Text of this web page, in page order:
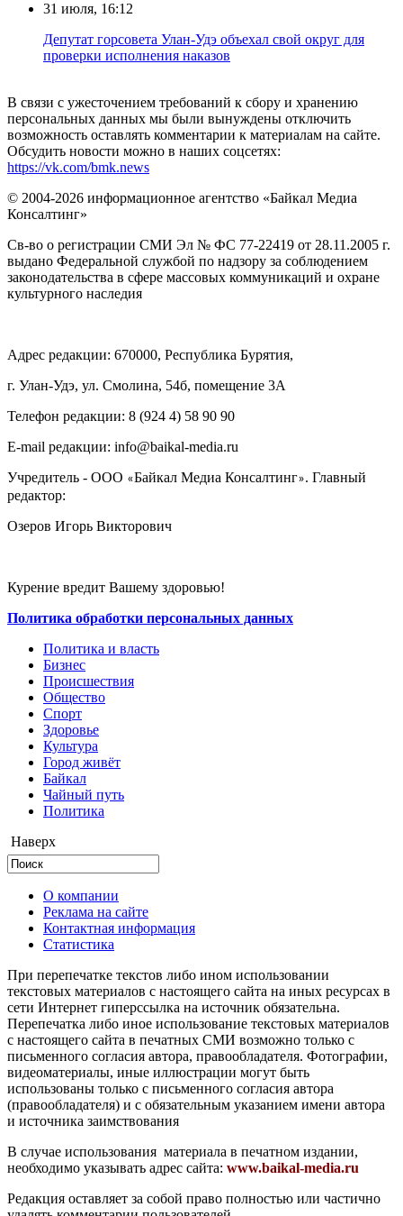
31 июля, 16:12
Депутат горсовета Улан-Удэ объехал свой округ для
проверки исполнения наказов
В связи с ужесточением требований к сбору и хранению
персональных данных мы были вынуждены отключить
возможность оставлять комментарии к материалам на сайте.
Обсудить новости можно в наших соцсетях:
https://vk.com/bmk.news
© 2004-2026 информационное агентство «Байкал Медиа
Консалтинг»
Св-во о регистрации СМИ Эл № ФС 77-22419 от 28.11.2005 г.
выдано Федеральной службой по надзору за соблюдением
законодательства в сфере массовых коммуникаций и охране
культурного наследия
Адрес редакции: 670000, Республика Бурятия,
г. Улан-Удэ, ул. Смолина, 54б, помещение 3А
Телефон редакции: ‎‎8 (924 4) 58 90 90
E-mail редакции: info@baikal-media.ru
Учредитель - ООО «Байкал Медиа Консалтинг». Главный
редактор:
Озеров Игорь Викторович
Курение вредит Вашему здоровью!
Политика обработки персональных данных
Политика и власть
Бизнес
Происшествия
Общество
Cпорт
Здоровье
Культура
Город живёт
Байкал
Чайный путь
Политика
Наверх
О компании
Реклама на сайте
Контактная информация
Статистика
При перепечатке текстов либо ином использовании
текстовых материалов с настоящего сайта на иных ресурсах в
сети Интернет гиперссылка на источник обязательна.
Перепечатка либо иное использование текстовых материалов
с настоящего сайта в печатных СМИ возможно только с
письменного согласия автора, правообладателя. Фотографии,
видеоматериалы, иные иллюстрации могут быть
использованы только с письменного согласия автора
(правообладателя) и с обязательным указанием имени автора
и источника заимствования
В случае использования материала в печатном издании,
необходимо указывать адрес сайта: www.baikal-media.ru
Редакция оставляет за собой право полностью или частично